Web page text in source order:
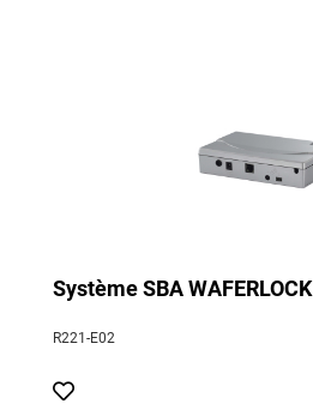
Système SBA WAFERLOCK
R221-E02